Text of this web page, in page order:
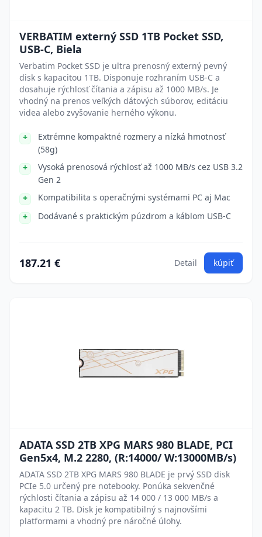
VERBATIM externý SSD 1TB Pocket SSD,
USB-C, Biela
Verbatim Pocket SSD je ultra prenosný externý pevný
disk s kapacitou 1TB. Disponuje rozhraním USB-C a
dosahuje rýchlosť čítania a zápisu až 1000 MB/s. Je
vhodný na prenos veľkých dátových súborov, editáciu
videa alebo zvyšovanie herného výkonu.
Extrémne kompaktné rozmery a nízká hmotnosť
(58g)
Vysoká prenosová rýchlosť až 1000 MB/s cez USB 3.2
Gen 2
Kompatibilita s operačnými systémami PC aj Mac
Dodávané s praktickým púzdrom a káblom USB-C
187.21 € Detail kúpiť
ADATA SSD 2TB XPG MARS 980 BLADE, PCI
Gen5x4, M.2 2280, (R:14000/ W:13000MB/s)
ADATA SSD 2TB XPG MARS 980 BLADE je prvý SSD disk
PCIe 5.0 určený pre notebooky. Ponúka sekvenčné
rýchlosti čítania a zápisu až 14 000 / 13 000 MB/s a
kapacitu 2 TB. Disk je kompatibilný s najnovšími
platformami a vhodný pre náročné úlohy.